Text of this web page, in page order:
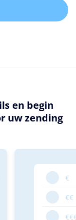
en begin
uw zending